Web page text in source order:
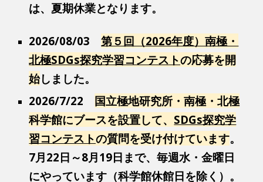
は、夏期休業となります。
2026/08/03第５回（2026年度）南極・
北極SDGs探究学習コンテストの応募を開
始しました。
2026/7/22 国立極地研究所・南極・北極
科学館にブースを設置して、 SDGs探究学
習コンテストの質問を受け付けています。
7月22日～8月19日まで、毎週水・金曜日
にやっています（科学館休館日を除く）。